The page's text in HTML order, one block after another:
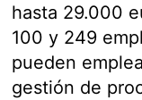
hasta 29.000
100 y 249
pueden
gestión de